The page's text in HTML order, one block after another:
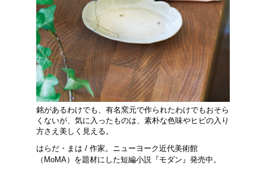
銘があるわけでも、有名窯元で作られたわけでもおそら
くないが、気に入ったものは、素朴な色味やヒビの入り
方さえ美しく見える。
はらだ・まは / 作家。ニューヨーク近代美術館
（MoMA）を題材にした短編小説『モダン』発売中。